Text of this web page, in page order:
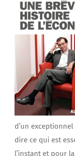
d’un
dire ce qui est
l’instant et pour